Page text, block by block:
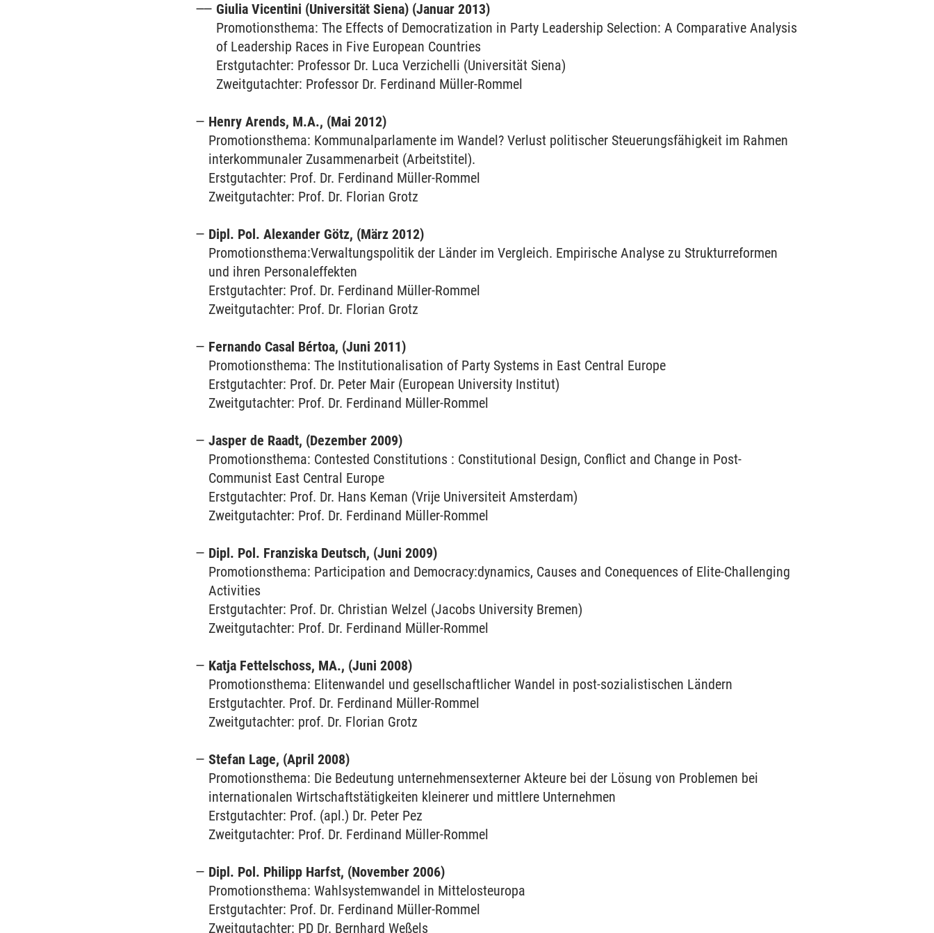
Giulia Vicentini (Universität Siena) (Januar 2013)
Promotionsthema: The Effects of Democratization in Party Leadership Selection: A Comparative Analysis
of Leadership Races in Five European Countries
Erstgutachter: Professor Dr. Luca Verzichelli (Universität Siena)
Zweitgutachter: Professor Dr. Ferdinand Müller-Rommel
Henry Arends, M.A., (Mai 2012)
Promotionsthema: Kommunalparlamente im Wandel? Verlust politischer Steuerungsfähigkeit im Rahmen
interkommunaler Zusammenarbeit (Arbeitstitel).
Erstgutachter: Prof. Dr. Ferdinand Müller-Rommel
Zweitgutachter: Prof. Dr. Florian Grotz
Dipl. Pol. Alexander Götz, (März 2012)
Promotionsthema:Verwaltungspolitik der Länder im Vergleich. Empirische Analyse zu Strukturreformen
und ihren Personaleffekten
Erstgutachter: Prof. Dr. Ferdinand Müller-Rommel
Zweitgutachter: Prof. Dr. Florian Grotz
Fernando Casal Bértoa, (Juni 2011)
Promotionsthema: The Institutionalisation of Party Systems in East Central Europe
Erstgutachter: Prof. Dr. Peter Mair (European University Institut)
Zweitgutachter: Prof. Dr. Ferdinand Müller-Rommel
Jasper de Raadt, (Dezember 2009)
Promotionsthema: Contested Constitutions : Constitutional Design, Conflict and Change in Post-
Communist East Central Europe
Erstgutachter: Prof. Dr. Hans Keman (Vrije Universiteit Amsterdam)
Zweitgutachter: Prof. Dr. Ferdinand Müller-Rommel
Dipl. Pol. Franziska Deutsch, (Juni 2009)
Promotionsthema: Participation and Democracy:dynamics, Causes and Conequences of Elite-Challenging
Activities
Erstgutachter: Prof. Dr. Christian Welzel (Jacobs University Bremen)
Zweitgutachter: Prof. Dr. Ferdinand Müller-Rommel
Katja Fettelschoss, MA., (Juni 2008)
Promotionsthema: Elitenwandel und gesellschaftlicher Wandel in post-sozialistischen Ländern
Erstgutachter. Prof. Dr. Ferdinand Müller-Rommel
Zweitgutachter: prof. Dr. Florian Grotz
Stefan Lage, (April 2008)
Promotionsthema: Die Bedeutung unternehmensexterner Akteure bei der Lösung von Problemen bei
internationalen Wirtschaftstätigkeiten kleinerer und mittlere Unternehmen
Erstgutachter: Prof. (apl.) Dr. Peter Pez
Zweitgutachter: Prof. Dr. Ferdinand Müller-Rommel
Dipl. Pol. Philipp Harfst, (November 2006)
Promotionsthema: Wahlsystemwandel in Mittelosteuropa
Erstgutachter: Prof. Dr. Ferdinand Müller-Rommel
Zweitgutachter: PD Dr. Bernhard Weßels